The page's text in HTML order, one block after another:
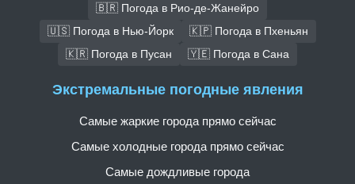
🇧🇷 Погода в Рио-де-Жанейро
🇺🇸 Погода в Нью-Йорк
🇰🇵 Погода в Пхеньян
🇰🇷 Погода в Пусан
🇾🇪 Погода в Сана
Экстремальные погодные явления
Самые жаркие города прямо сейчас
Самые холодные города прямо сейчас
Самые дождливые города